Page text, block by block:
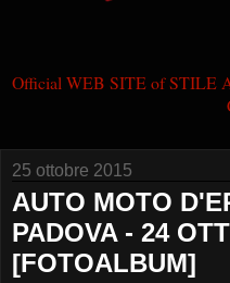
Official WEB SITE of STILE
25 ottobre 2015
AUTO MOTO
PADOVA - 24
[FOTOALBUM]